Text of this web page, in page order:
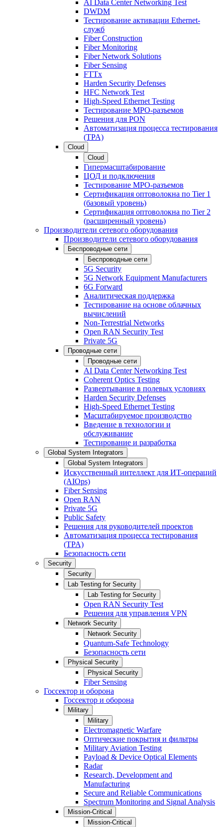
AI Data Center Networking Test
DWDM
Тестирование активации Ethernet-
служб
Fiber Construction
Fiber Monitoring
Fiber Network Solutions
Fiber Sensing
FTTx
Harden Security Defenses
HFC Network Test
High-Speed Ethernet Testing
Тестирование МРО-разъемов
Решения для PON
Автоматизация процесса тестирования
(TPA)
Cloud
Cloud
Гипермасштабирование
ЦОД и подключения
Тестирование МРО-разъемов
Сертификация оптоволокна по Tier 1
(базовый уровень)
Сертификация оптоволокна по Tier 2
(расширенный уровень)
Производители сетевого оборудования
Производители сетевого оборудования
Беспроводные сети
Беспроводные сети
5G Security
5G Network Equipment Manufacturers
6G Forward
Аналитическая поддержка
Тестирование на основе облачных
вычислений
Non-Terrestrial Networks
Open RAN Security Test
Private 5G
Проводные сети
Проводные сети
AI Data Center Networking Test
Coherent Optics Testing
Развертывание в полевых условиях
Harden Security Defenses
High-Speed Ethernet Testing
Масштабируемое производство
Введение в технологии и
обслуживание
Тестирование и разработка
Global System Integrators
Global System Integrators
Искусственный интеллект для ИТ-операций
(AIOps)
Fiber Sensing
Open RAN
Private 5G
Public Safety
Решения для руководителей проектов
Автоматизация процесса тестирования
(TPA)
Безопасность сети
Security
Security
Lab Testing for Security
Lab Testing for Security
Open RAN Security Test
Решения для управления VPN
Network Security
Network Security
Quantum-Safe Technology
Безопасность сети
Physical Security
Physical Security
Fiber Sensing
Госсектор и оборона
Госсектор и оборона
Military
Military
Electromagnetic Warfare
Оптические покрытия и фильтры
Military Aviation Testing
Payload & Device Optical Elements
Radar
Research, Development and
Manufacturing
Secure and Reliable Communications
Spectrum Monitoring and Signal Analysis
Mission-Critical
Mission-Critical